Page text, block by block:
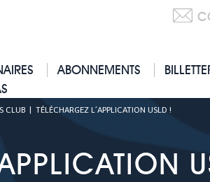
ABONNEMENTS
CLUB TÉLÉCHARGEZ L’APPLICATION USLD !